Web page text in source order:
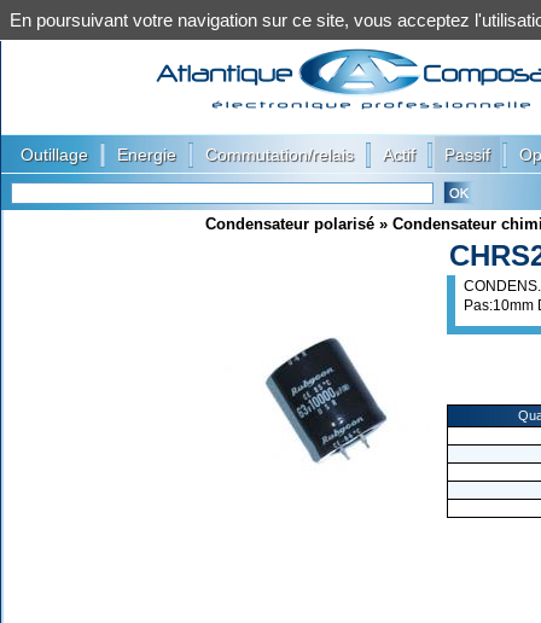
Outillage Energie Commutation/relais Actif Passif
Condensateur polarisé » Condensateur
Pas:10mm
En poursuivant votre navigation sur ce site, vous acceptez